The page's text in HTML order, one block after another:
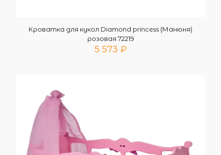
Кроватка для кукол Diamond princess (Манюня)
розовая 72219
5 573 ₽